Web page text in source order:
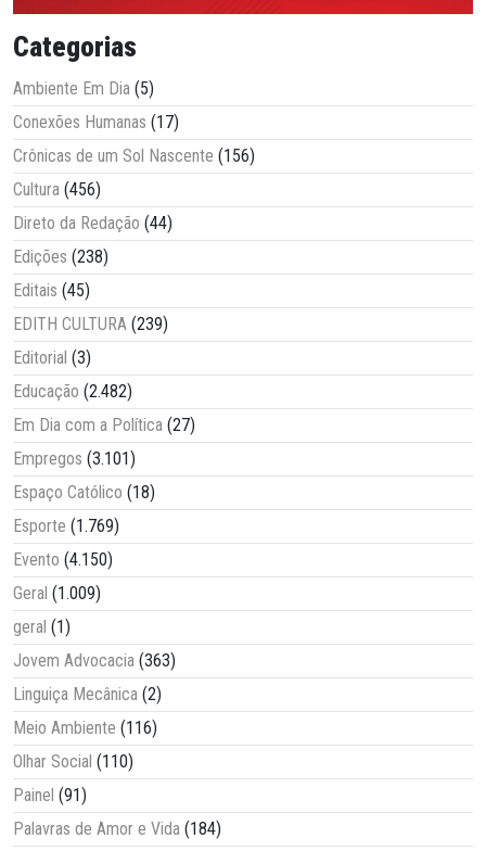
Categorias
Ambiente Em Dia (5)
Conexões Humanas (17)
Crônicas de um Sol Nascente (156)
Cultura (456)
Direto da Redação (44)
Edições (238)
Editais (45)
EDITH CULTURA (239)
Editorial (3)
Educação (2.482)
Em Dia com a Política (27)
Empregos (3.101)
Espaço Católico (18)
Esporte (1.769)
Evento (4.150)
Geral (1.009)
geral (1)
Jovem Advocacia (363)
Linguiça Mecânica (2)
Meio Ambiente (116)
Olhar Social (110)
Painel (91)
Palavras de Amor e Vida (184)